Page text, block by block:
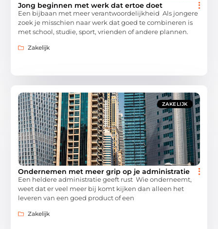
Jong beginnen met werk dat ertoe doet
Een bijbaan met meer verantwoordelijkheid Als jongere
zoek je misschien naar werk dat goed te combineren is
met school, studie, sport, vrienden of andere plannen.
Zakelijk
ZAKELIJK
Ondernemen met meer grip op je administratie
Een heldere administratie geeft rust Wie onderneemt,
weet dat er veel meer bij komt kijken dan alleen het
leveren van een goed product of een
Zakelijk